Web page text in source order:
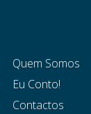
Quem Somos
Eu Conto!
Contactos